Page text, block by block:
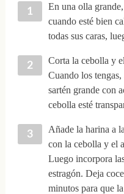
En una olla
cuando esté bien
todas sus caras,
Corta la cebolla y
Cuando los
sartén grande con
cebolla esté
Añade la harina a
con la cebolla y el
Luego incorpora
estragón. Deja
minutos para que